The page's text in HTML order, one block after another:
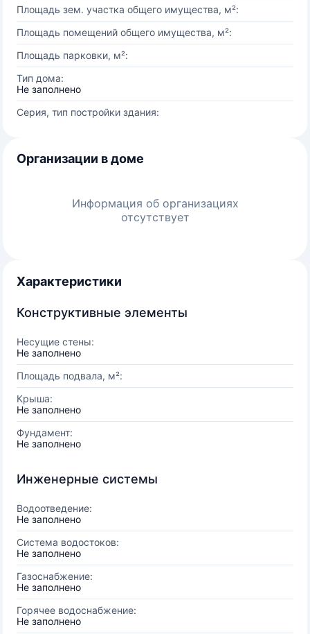
Площадь зем. участка общего имущества, м²:
Площадь помещений общего имущества, м²:
Площадь парковки, м²:
Тип дома:
Не заполнено
Серия, тип постройки здания:
Организации в доме
Информация об организациях
отсутствует
Характеристики
Конструктивные элементы
Несущие стены:
Не заполнено
Площадь подвала, м²:
Крыша:
Не заполнено
Фундамент:
Не заполнено
Инженерные системы
Водоотведение:
Не заполнено
Система водостоков:
Не заполнено
Газоснабжение:
Не заполнено
Горячее водоснабжение:
Не заполнено